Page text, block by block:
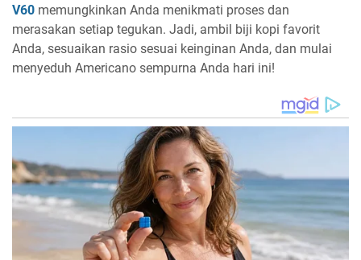
V60 memungkinkan Anda menikmati proses dan
merasakan setiap tegukan. Jadi, ambil biji kopi favorit
Anda, sesuaikan rasio sesuai keinginan Anda, dan mulai
menyeduh Americano sempurna Anda hari ini!